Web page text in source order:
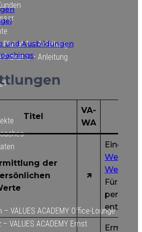
Plakat 1 – Anleitung
Plakat 2 – Anleitung
VALUES ACADEMY Office-Lounge
VALUES ACADEMY Ernst
und Ausbildungen
Titel
VA-
WA
der
🡽
Eine
Werte-
Werte-
Für alle,